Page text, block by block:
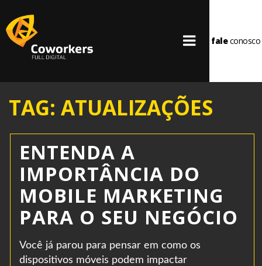
faleconosco
TAG: ATUALIZAÇÕES
ENTENDA A
IMPORTÂNCIA DO
MOBILE MARKETING
PARA O SEU NEGÓCIO
Você já parou para pensar em como os
dispositivos móveis podem impactar